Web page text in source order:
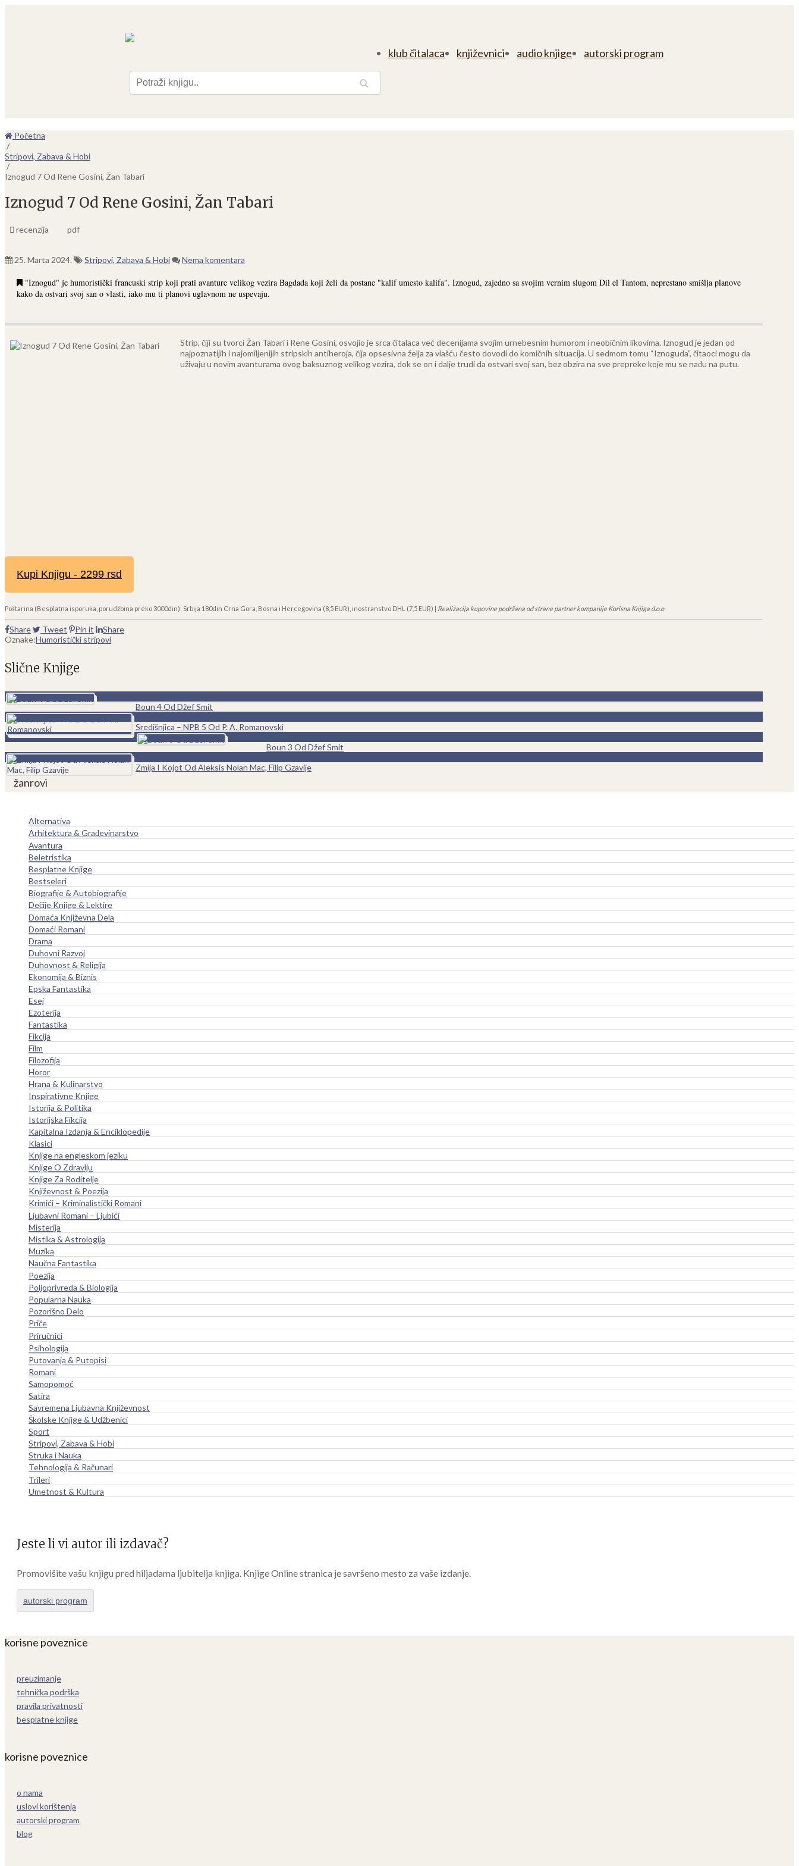
klub čitalaca književnici audio knjige autorski program
Početna
/
Stripovi, Zabava & Hobi
/
Iznogud 7 Od Rene Gosini, Žan Tabari
Iznogud 7 Od Rene Gosini, Žan Tabari
recenzija pdf
25. Marta 2024. Stripovi, Zabava & Hobi Nema komentara
"Iznogud" je humoristički francuski strip koji prati avanture velikog vezira Bagdada koji želi da postane "kalif umesto kalifa". Iznogud, zajedno sa svojim vernim slugom Dil el Tantom, neprestano smišlja planove
kako da ostvari svoj san o vlasti, iako mu ti planovi uglavnom ne uspevaju.
Strip, čiji su tvorci Žan Tabari i Rene Gosini, osvojio je srca čitalaca već decenijama svojim urnebesnim humorom i neobičnim likovima. Iznogud je jedan od
najpoznatijih i najomiljenijih stripskih antiheroja, čija opsesivna želja za vlašću često dovodi do komičnih situacija. U sedmom tomu “Iznoguda”, čitaoci mogu da
uživaju u novim avanturama ovog baksuznog velikog vezira, dok se on i dalje trudi da ostvari svoj san, bez obzira na sve prepreke koje mu se nađu na putu.
Kupi Knjigu - 2299 rsd
Poštarina (Besplatna isporuka, porudžbina preko 3000din): Srbija 180din Crna Gora, Bosna i Hercegovina (8,5 EUR), inostranstvo DHL (7,5 EUR) | Realizacija kupovine podržana od strane partner kompanije Korisna Knjiga d.o.o
Share Tweet Pin it
Share
Oznake:Humoristički stripovi
Slične Knjige
Boun 4 Od Džef Smit
Središnjica – NPB 5 Od P. A. Romanovski
Boun 3 Od Džef Smit
Zmija I Kojot Od Aleksis Nolan Mac, Filip Gzavije
žanrovi
Alternativa
Arhitektura & Građevinarstvo
Avantura
Beletristika
Besplatne Knjige
Bestseleri
Biografije & Autobiografije
Dečije Knjige & Lektire
Domaća Književna Dela
Domaći Romani
Drama
Duhovni Razvoj
Duhovnost & Religija
Ekonomija & Biznis
Epska Fantastika
Esej
Ezoterija
Fantastika
Fikcija
Film
Filozofija
Horor
Hrana & Kulinarstvo
Inspirativne Knjige
Istorija & Politika
Istorijska Fikcija
Kapitalna Izdanja & Enciklopedije
Klasici
Knjige na engleskom jeziku
Knjige O Zdravlju
Knjige Za Roditelje
Književnost & Poezija
Krimići – Kriminalistički Romani
Ljubavni Romani – Ljubići
Misterija
Mistika & Astrologija
Muzika
Naučna Fantastika
Poezija
Poljoprivreda & Biologija
Popularna Nauka
Pozorišno Delo
Priče
Priručnici
Psihologija
Putovanja & Putopisi
Romani
Samopomoć
Satira
Savremena Ljubavna Književnost
Školske Knjige & Udžbenici
Sport
Stripovi, Zabava & Hobi
Struka i Nauka
Tehnologija & Računari
Trileri
Umetnost & Kultura
Jeste li vi autor ili izdavač?
Promovišite vašu knjigu pred hiljadama ljubitelja knjiga. Knjige Online stranica je savršeno mesto za vaše izdanje.
autorski program
korisne poveznice
preuzimanje
tehnička podrška
pravila privatnosti
besplatne knjige
korisne poveznice
o nama
uslovi korištenja
autorski program
blog